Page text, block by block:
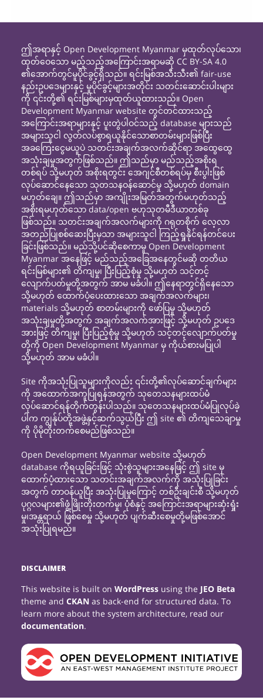
ဤအရာနှင့် Open Development Myanmar မှထုတ်လုပ်သော၊
ထုတ်ဝေသော မည့်သည့်အကြောင်းအရာမဆို CC BY-SA 4.0
၏အောက်တွင်မူပိုင်ခွင့်ရှိသည်။ ရင်းမြစ်အသီးသီး၏ fair-use
နည်းဥပဒေများနှင့် မူပိုင်ခွင့်များအတိုင်း သတင်းဆောင်းပါးများ
ကို ၎င်းတို့၏ ရင်းမြစ်များမှထုတ်ယူထားသည်။ Open
Development Myanmar website တွင်တင်ထားသည့်
အကြောင်းအရာများနှင့် ပူးတွဲပါဝင်သည့် database များသည်
အများသူငါ လွတ်လပ်စွာရယူနိုင်သောစာတမ်းများဖြစ်ပြီး
အခကြေးငွေမယူပဲ သတင်းအချက်အလက်ဆိုင်ရာ အထွေထွေ
အသုံးချမှုအတွက်ဖြစ်သည်။ ဤသည်မှာ မည်သည့်အစိုးရ
တစ်ရပ် သို့မဟုတ် အစိုးရတွင်း အေဂျင်စီတစ်ရပ်မှ စီးပွါးဖြစ်
လုပ်ဆောင်နေသော သုတသနဝန်ဆောင်မှု သို့မဟုတ် domain
မဟုတ်ချေ။ ဤသည်မှာ အကျိုးအမြတ်အတွက်မဟုတ်သည့်
အစိုးရမဟုတ်သော data/open ဗဟုသုတမီဒီယာတစ်ခု
ဖြစ်သည်။ သတင်းအချက်အလက်များကို ဂရုတစိုက် လေ့လာ
အတည်ပြုစစ်ဆေးပြီးမှသာ အများသူငါ ကြည့်ရှုနိုင်ရန်တင်ပေး
ခြင်းဖြစ်သည်။ မည်သို့ပင်ဆိုစေကာမူ Open Development
Myanmar အနေဖြင့် မည်သည့်အခြေအနေတွင်မဆို တတိယ
ရင်းမြစ်များ၏ တိကျမှု၊ ပြီးပြည့်စုံမှု သို့မဟုတ် သင့်တင့်
လျောက်ပတ်မှုတို့အတွက် အာမ မခံပါ။ ဤနေရာတွင်ရှိနေသော
သို့မဟုတ် ထောက်ပံ့ပေးထားသော အချက်အလက်များ၊
materials သို့မဟုတ် စာတမ်းများကို ဖော်ပြမှု သို့မဟုတ်
အသုံးချမှုတို့အတွက် အချက်အလက်အားဖြင့် သို့မဟုတ် ဥပဒေ
အားဖြင့် တိကျမှု၊ ပြီးပြည့်စုံမှု သို့မဟုတ် သင့်တင့်လျောက်ပတ်မှု
တို့ကို Open Development Myanmar မှ ကိုယ်စားမပြုပါ
သို့မဟုတ် အာမ မခံပါ။
Site ကိုအသုံးပြုသူများကိုလည်း ၎င်းတို့၏လုပ်ဆောင်ချက်များ
ကို အထောက်အကူပြုရန်အတွက် သုတေသနများထပ်မံ
လုပ်ဆောင်ရန်တိုက်တွန်းပါသည်။ သုတေသနများထပ်မံပြုလုပ်ခဲ့
ပါက ကျွန်ုပ်တို့အဖွဲ့နှင့်ဆက်သွယ်ပြီး ဤ site ၏ တိကျသေချာမှု
ကို ပိုမိုတိုးတက်စေမည်ဖြစ်သည်။
Open Development Myanmar website သို့မဟုတ်
database ကိုရယူခြင်းဖြင့် သုံးစွဲသူများအနေဖြင့် ဤ site မှ
ထောက်ပံ့ထားသော သတင်းအချက်အလက်ကို အသုံးပြုခြင်း
အတွက် တာဝန်ယူပြီး အသုံးပြုမှုကြောင့် တစ်ဦးချင်းစီ သို့မဟုတ်
ပုဂ္ဂလများ၏ဖွံ့ဖြိုးတိုးတက်မှု၊ ပုံစံနှင့် အကြောင်းအရာများဆုံးရှုံး
မှု၊အန္တရာယ် ဖြစ်စေမှု သို့မဟုတ် ပျက်ဆီးစေမှုတို့မဖြစ်အောင်
အသုံးပြုရမည်။
DISCLAIMER
This website is built onWordPress using the JEO Beta
theme andCKAN as back-end for structured data. To
learn more about the system architecture, read our
documentation.